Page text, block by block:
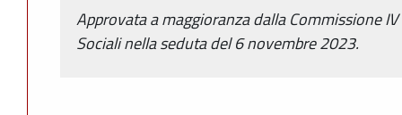
Approvata a maggioranza dalla Commissione
Sociali nella seduta del 6 novembre 2023.